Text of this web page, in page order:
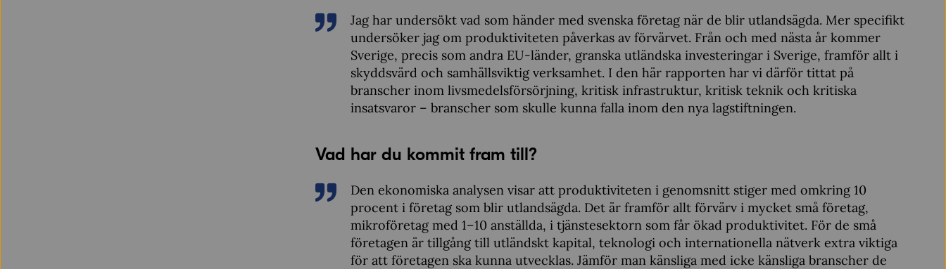
Jag har undersökt vad som händer med svenska företag när de blir utlandsägda. Mer specifikt
undersöker jag om produktiviteten påverkas av förvärvet. Från och med nästa år kommer
Sverige, precis som andra EU-länder, granska utländska investeringar i Sverige, framför allt i
skyddsvärd och samhällsviktig verksamhet. I den här rapporten har vi därför tittat på
branscher inom livsmedelsförsörjning, kritisk infrastruktur, kritisk teknik och kritiska
insatsvaror – branscher som skulle kunna falla inom den nya lagstiftningen.
Vad har du kommit fram till?
Den ekonomiska analysen visar att produktiviteten i genomsnitt stiger med omkring 10
procent i företag som blir utlandsägda. Det är framför allt förvärv i mycket små företag,
mikroföretag med 1–10 anställda, i tjänstesektorn som får ökad produktivitet. För de små
företagen är tillgång till utländskt kapital, teknologi och internationella nätverk extra viktiga
för att företagen ska kunna utvecklas. Jämför man känsliga med icke känsliga branscher de